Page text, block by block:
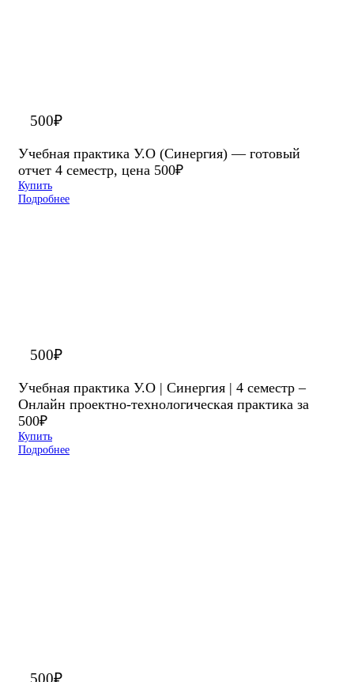
500₽
Учебная практика У.О (Синергия) — готовый
отчет 4 семестр, цена 500₽
Купить
Подробнее
500₽
Учебная практика У.О | Синергия | 4 семестр –
Онлайн проектно-технологическая практика за
500₽
Купить
Подробнее